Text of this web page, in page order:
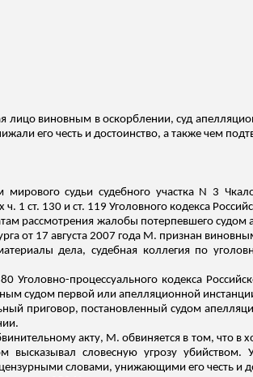
лицо виновным в оскорблении, суд
его честь и достоинство, а также чем
мирового судьи судебного участка N 3
1 ст. 130 и ст. 119 Уголовного кодекса
рассмотрения жалобы потерпевшего
от 17 августа 2007 года М. признан
дела, судебная коллегия по
Уголовно-процессуального кодекса
судом первой или апелляционной
приговор, постановленный судом
акту, М. обвиняется в том, что в
высказывал словесную угрозу
словами, унижающими его честь и